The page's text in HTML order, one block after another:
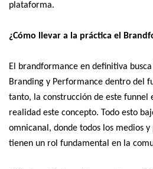
plataforma.
¿Cómo llevar a la práctica el
El brandformance en definitiva
Branding y Performance dentro del
tanto, la construcción de este funnel
realidad este concepto. Todo esto
omnicanal, donde todos los medios
tienen un rol fundamental en la